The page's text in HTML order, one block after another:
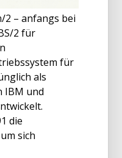
2 – anfangs bei
2 für
für
als
IBM und
die
sich